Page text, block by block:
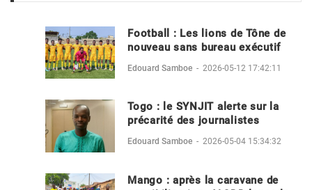
Football : Les lions de Tône de
nouveau sans bureau exécutif
Edouard Samboe - 2026-05-12 17:42:11
Togo : le SYNJIT alerte sur la
précarité des journalistes
Edouard Samboe - 2026-05-04 15:34:32
Mango : après la caravane de